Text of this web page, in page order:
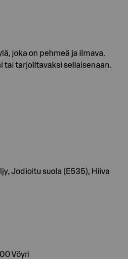
joka on pehmeä ja ilmava.
tai tarjoiltavaksi sellaisenaan.
Jodioitu suola (E535), Hiiva
Vöyri